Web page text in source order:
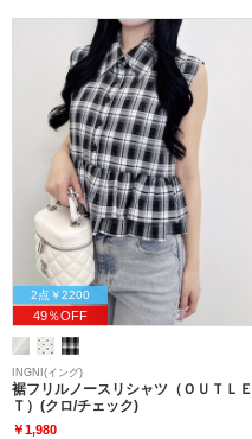
2点￥2200
49％OFF
INGNI(イング)
裾フリルノースリシャツ（ＯＵＴＬＥ
Ｔ）(クロ/チェック)
￥1,980